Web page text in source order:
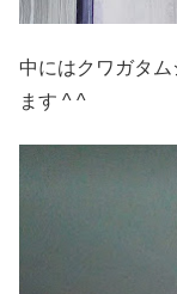
中にはクワガタ
ます ^ ^